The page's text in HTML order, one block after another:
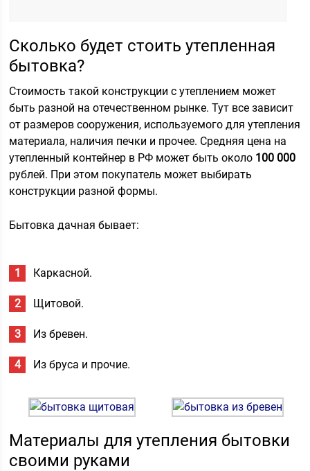
Сколько будет стоить утепленная
бытовка?
Стоимость такой конструкции с утеплением может
быть разной на отечественном рынке. Тут все зависит
от размеров сооружения, используемого для утепления
материала, наличия печки и прочее. Средняя цена на
утепленный контейнер в РФ может быть около 100 000
рублей. При этом покупатель может выбирать
конструкции разной формы.
Бытовка дачная бывает:
Каркасной.
Щитовой.
Из бревен.
Из бруса и прочие.
Материалы для утепления бытовки
своими руками